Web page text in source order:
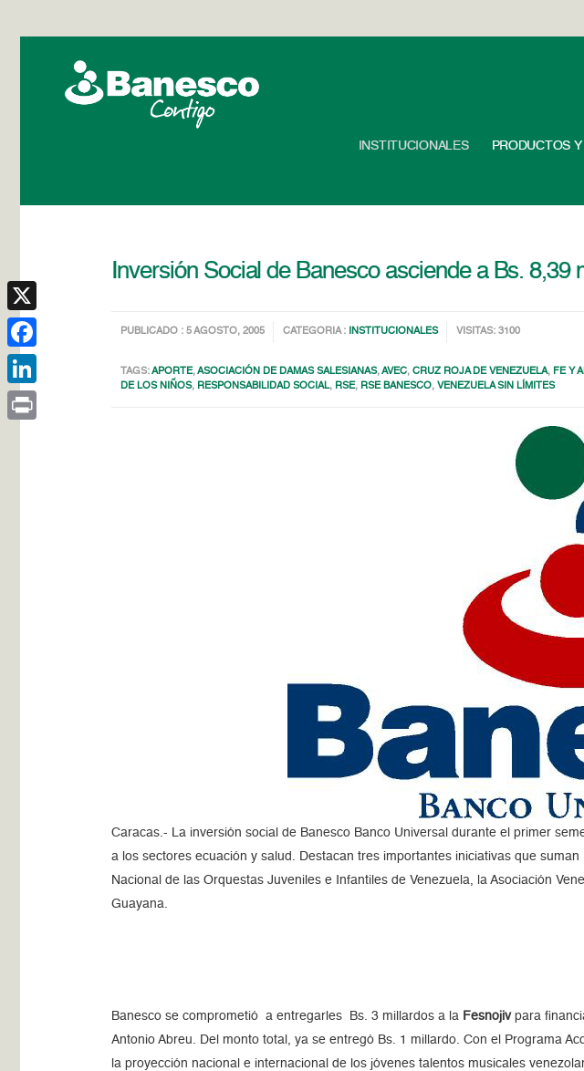
INSTITUCIONALES PRODUCTOS
Inversión Social de Banesco asciende a Bs. 8,39
PUBLICADO : 5 AGOSTO, 2005 CATEGORIA : INSTITUCIONALES VISITAS: 3100
TAGS:APORTE,ASOCIACIÓN DE DAMAS SALESIANAS,AVEC,CRUZ ROJA DE VENEZUELA, FE Y
DE LOS NIÑOS, RESPONSABILIDAD SOCIAL, RSE, RSE BANESCO,VENEZUELA SIN LÍMITES
Caracas.- La inversión social de Banesco Banco Universal durante el primer
a los sectores ecuación y salud. Destacan tres importantes iniciativas que
Nacional de las Orquestas Juveniles e Infantiles de Venezuela, la Asociación
Guayana.
Banesco se comprometió a entregarles Bs. 3 millardos a la Fesnojivpara
Antonio Abreu. Del monto total, ya se entregó Bs. 1 millardo. Con el Programa
la proyección nacional e internacional de los jóvenes talentos musicales
X
Facebook
LinkedIn